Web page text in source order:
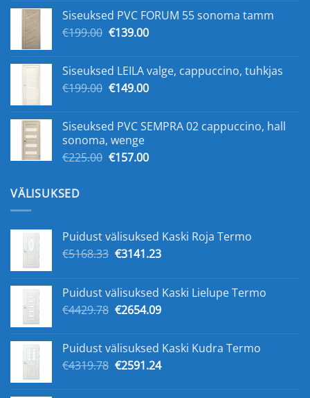
€175.00.€125.00.
Siseuksed PVC FORUM 55 sonoma tamm
€199.00 Algne
€199.00.
€139.00Praegune
€139.00.
Siseuksed LEILA valge, cappuccino, tuhkjas
€199.00 Algne
€199.00.
€149.00Praegune
€149.00.
Siseuksed PVC SEMPRA 02 cappuccino, hall
sonoma, wenge
€225.00 Algne
€157.00Praegune
VÄLISUKSED
Puidust välisuksed Kaski Roja Termo
€5168.33 Algne
€5168.33.
€3141.23Praegune
€3141.23.
Puidust välisuksed Kaski Lielupe Termo
€4429.78 Algne
€4429.78.
€2654.09Praegune
€2654.09.
Puidust välisuksed Kaski Kudra Termo
€4319.78 Algne
€2591.24Praegune